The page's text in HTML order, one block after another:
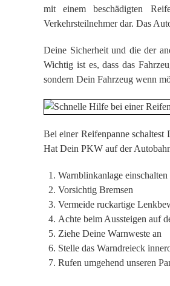
mit einem beschädigten
Verkehrsteilnehmer dar. Das
Deine Sicherheit und die der
Wichtig ist es, dass das
sondern Dein Fahrzeug wenn
Bei einer Reifenpanne schaltest
Hat Dein PKW auf der
Warnblinkanlage einschalten
Vorsichtig Bremsen
Vermeide ruckartige
Achte beim Aussteigen auf
Ziehe Deine Warnweste an
Stelle das Warndreieck
Rufen umgehend unseren